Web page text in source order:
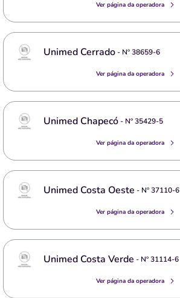
Ver página da operadora
Unimed Cerrado- Nº38659-6
Ver página da operadora
Unimed Chapecó- Nº35429-5
Ver página da operadora
Unimed Costa Oeste - Nº37110-6
Ver página da operadora
Unimed Costa Verde - Nº31114-6
Ver página da operadora